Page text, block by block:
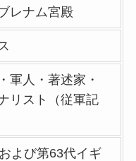
レナム宮殿
軍人・著述家・
リスト（従軍記
よび第63代イギ